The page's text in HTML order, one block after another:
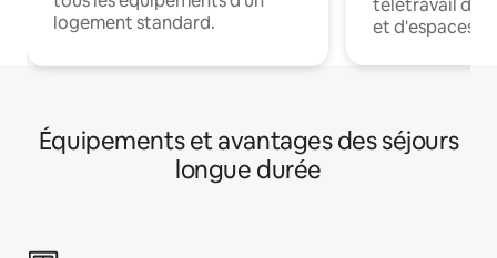
logement standard.
télétravail
et d'espaces
Équipements et avantages des séjours
longue durée